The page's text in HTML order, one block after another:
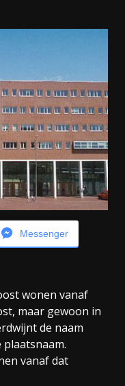
Messenger
wonen vanaf
maar gewoon in
de naam
plaatsnaam.
vanaf dat